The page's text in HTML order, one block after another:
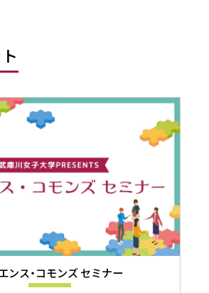
ンス・コモンズ セミナー